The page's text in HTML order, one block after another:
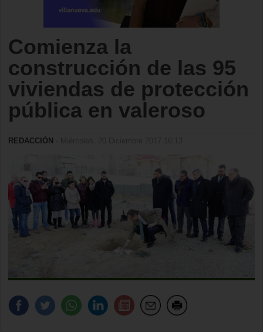
Comienza la
construcción de las 95
viviendas de protección
pública en valeroso
REDACCIÓN